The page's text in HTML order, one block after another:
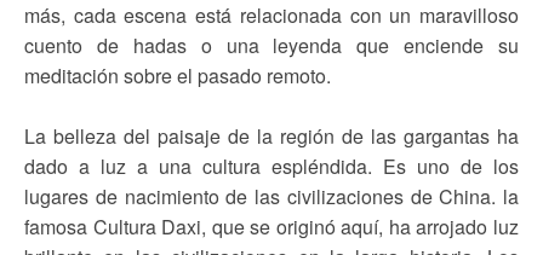
más, cada escena está relacionada con un maravilloso
cuento de hadas o una leyenda que enciende su
meditación sobre el pasado remoto.
La belleza del paisaje de la región de las gargantas ha
dado a luz a una cultura espléndida. Es uno de los
lugares de nacimiento de las civilizaciones de China. la
famosa Cultura Daxi, que se originó aquí, ha arrojado luz